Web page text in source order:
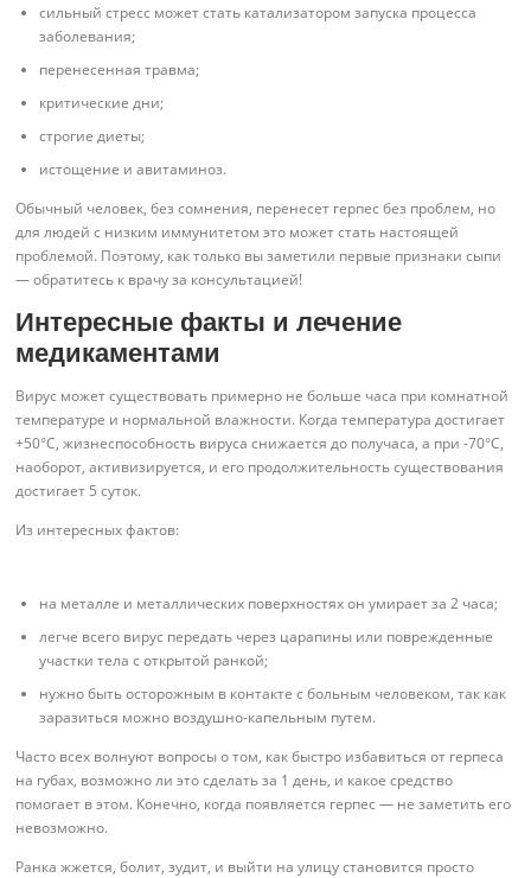
сильный стресс может стать катализатором запуска процесса
заболевания;
перенесенная травма;
критические дни;
строгие диеты;
истощение и авитаминоз.
Обычный человек, без сомнения, перенесет герпес без проблем, но
для людей с низким иммунитетом это может стать настоящей
проблемой. Поэтому, как только вы заметили первые признаки сыпи
— обратитесь к врачу за консультацией!
Интересные факты и лечение
медикаментами
Вирус может существовать примерно не больше часа при комнатной
температуре и нормальной влажности. Когда температура достигает
+50°С, жизнеспособность вируса снижается до получаса, а при -70°С,
наоборот, активизируется, и его продолжительность существования
достигает 5 суток.
Из интересных фактов:
на металле и металлических поверхностях он умирает за 2 часа;
легче всего вирус передать через царапины или поврежденные
участки тела с открытой ранкой;
нужно быть осторожным в контакте с больным человеком, так как
заразиться можно воздушно-капельным путем.
Часто всех волнуют вопросы о том, как быстро избавиться от герпеса
на губах, возможно ли это сделать за 1 день, и какое средство
помогает в этом. Конечно, когда появляется герпес — не заметить его
невозможно.
Ранка жжется, болит, зудит, и выйти на улицу становится просто